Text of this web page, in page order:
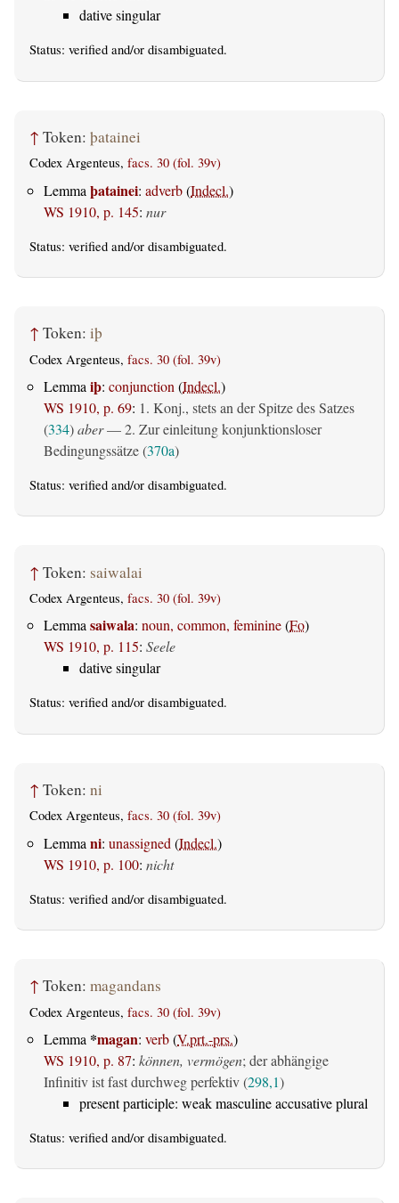
dative singular
Status: verified and/or disambiguated.
↑ Token: þatainei
Codex Argenteus, facs. 30 (fol. 39v)
Lemma þatainei: adverb(Indecl.)
WS 1910, p. 145: nur
Status: verified and/or disambiguated.
↑ Token: iþ
Codex Argenteus, facs. 30 (fol. 39v)
Lemma iþ: conjunction (Indecl.)
WS 1910, p. 69: 1. Konj., stets an der Spitze des Satzes
(334)aber— 2. Zur einleitung konjunktionsloser
Bedingungssätze (370a)
Status: verified and/or disambiguated.
↑ Token: saiwalai
Codex Argenteus, facs. 30 (fol. 39v)
Lemmasaiwala: noun, common, feminine(Fo)
WS 1910, p. 115: Seele
dative singular
Status: verified and/or disambiguated.
↑ Token: ni
Codex Argenteus, facs. 30 (fol. 39v)
Lemma ni: unassigned (Indecl.)
WS 1910, p. 100: nicht
Status: verified and/or disambiguated.
↑ Token: magandans
Codex Argenteus, facs. 30 (fol. 39v)
Lemma *magan: verb(V.prt.-prs.)
WS 1910, p. 87: können, vermögen; der abhängige
Infinitiv ist fast durchweg perfektiv (298,1)
present participle: weak masculine accusative plural
Status: verified and/or disambiguated.